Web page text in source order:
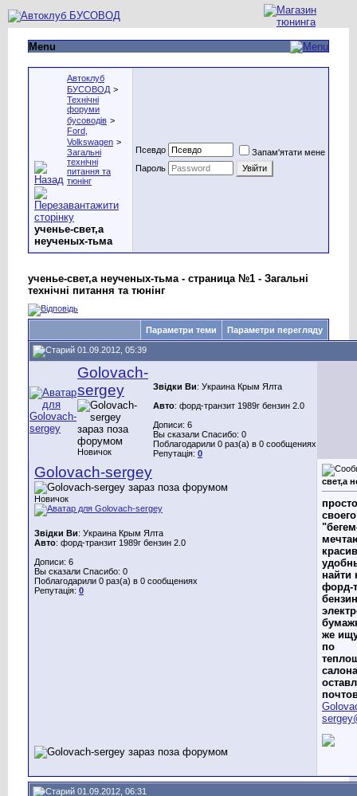
Menu
Автоклуб
БУСОВОД >
Технічні
форуми
бусоводів >
Ford,
Volkswagen >
Загальні
технічні
питання та
тюнінг
ученье-свет,а
неученых-тьма
Псевдо
Запам'ятати мене
Пароль
ученье-свет,а неученых-тьма - страница №1 - Загальні
технічні питання та тюнінг
Параметри теми Параметри перегляду
01.09.2012, 05:39
Golovach-
sergey
Новичок
Звідки Ви: Украина Крым Ялта
Авто: форд-транзит 1989г бензин 2.0
Дописи: 6
Вы сказали Спасибо: 0
Поблагодарили 0 раз(а) в 0 сообщениях
Репутація: 0
Golovach-sergey
Новичок
Звідки Ви: Украина Крым Ялта
Авто: форд-транзит 1989г бензин 2.0
Дописи: 6
Вы сказали Спасибо: 0
Поблагодарили 0 раз(а) в 0 сообщениях
Репутація: 0
свет,а
своего
найти
форд-
же
по
01.09.2012, 06:31